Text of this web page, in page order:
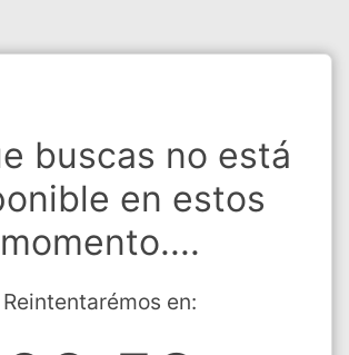
buscas no está
en estos
momento....
Reintentarémos en: